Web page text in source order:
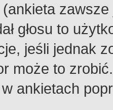
głosu to
jeśli jednak
może to
ankietach